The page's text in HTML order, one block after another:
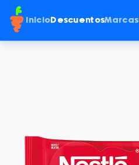
Inicio DescuentosMarcas